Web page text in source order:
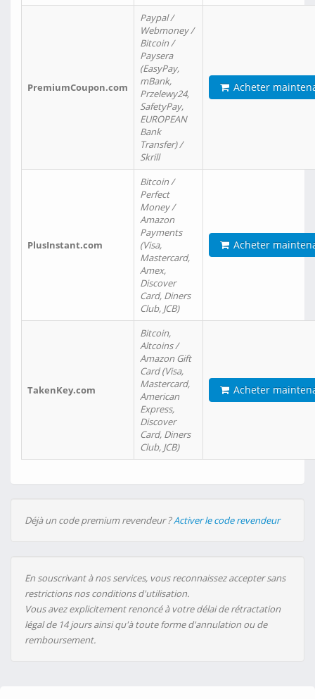
PremiumCoupon.com
Paypal /
Webmoney /
Bitcoin /
Paysera
(EasyPay,
mBank,
Przelewy24,
SafetyPay,
EUROPEAN
Bank
Transfer) /
Skrill
Acheter
PlusInstant.com
Bitcoin /
Perfect
Money /
Amazon
Payments
(Visa,
Mastercard,
Amex,
Discover
Card, Diners
Club, JCB)
Acheter
TakenKey.com
Bitcoin,
Altcoins /
Amazon Gift
Card (Visa,
Mastercard,
American
Express,
Discover
Card, Diners
Club, JCB)
Acheter
Déjà un code premium revendeur ?Activer le code revendeur
En souscrivant à nos services, vous reconnaissez accepter sans
restrictions nos conditions d'utilisation.
Vous avez explicitement renoncé à votre délai de rétractation
légal de 14 jours ainsi qu'à toute forme d'annulation ou de
remboursement.